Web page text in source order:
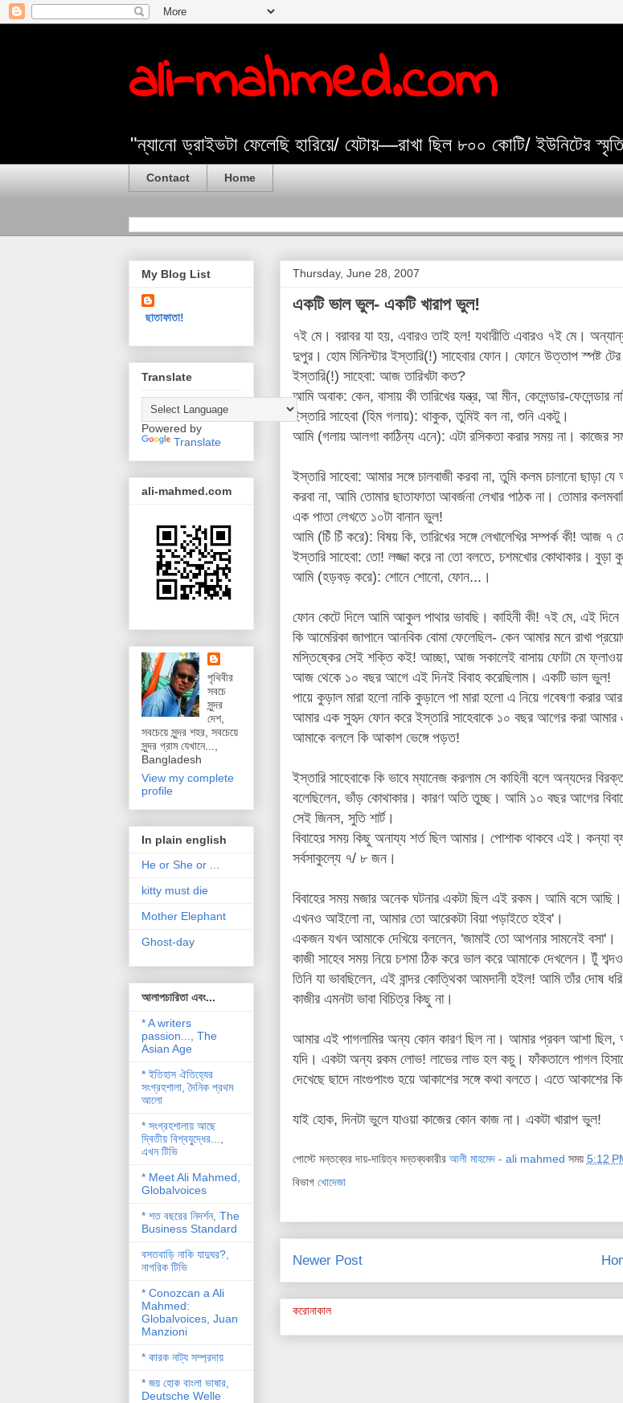
ali-mahmed.com
"ন্যানো ড্রাইভটা ফেলেছি হারিয়ে/ যেটায়—রাখা ছিল ৮০০ কোটি/ ইউনিটের
Contact Home
Thursday, June 28, 2007
একটি ভাল ভুল- একটি খারাপ ভুল!
৭ই মে। বরাবর যা হয়, এবারও তাই হল! যথারীতি এবারও ৭ই মে।
দুপুর। হোম মিনিস্টার ইস্তারি(!) সাহেবার ফোন। ফোনে উত্তাপ স্পষ্ট টের
ইস্তারি(!) সাহেবা: আজ তারিখটা কত?
আমি অবাক: কেন, বাসায় কী তারিখের যন্ত্র, আ মীন, কেলেন্ডার-ফেলেন্ডার
ইস্তারি সাহেবা (হিম গলায়): থাকুক, তুমিই বল না, শুনি একটু।
আমি (গলায় আলগা কাঠিন্য এনে): এটা রসিকতা করার সময় না। কাজের
ইস্তারি সাহেবা: আমার সঙ্গে চালবাজী করবা না, তুমি কলম চালানো ছাড়া
করবা না, আমি তোমার ছাতাফাতা আবর্জনা লেখার পাঠক না। তোমার
এক পাতা লেখতে ১০টা বানান ভুল!
আমি (চিঁ চিঁ করে): বিষয় কি, তারিখের সঙ্গে লেখালেখির সম্পর্ক কী! আজ ৭
ইস্তারি সাহেবা: তো! লজ্জা করে না তো বলতে, চশমখোর কোথাকার। বুড়া
আমি (হড়বড় করে): শোনে শোনো, ফোন...।
ফোন কেটে দিলে আমি আকুল পাথার ভাবছি। কাহিনী কী! ৭ই মে, এই দিনে
কি আমেরিকা জাপানে আনবিক বোমা ফেলেছিল- কেন আমার মনে রাখা
মস্তিষ্কের সেই শক্তি কই! আচ্ছা, আজ সকালেই বাসায় ফোটা মে
আজ থেকে ১০ বছর আগে এই দিনই বিবাহ করেছিলাম। একটি ভাল ভুল!
পায়ে কুড়াল মারা হলো নাকি কুড়ালে পা মারা হলো এ নিয়ে গবেষণা
আমার এক সুহৃদ ফোন করে ইস্তারি সাহেবাকে ১০ বছর আগের করা আমার
আমাকে বললে কি আকাশ ভেঙ্গে পড়ত!
ইস্তারি সাহেবাকে কি ভাবে ম্যানেজ করলাম সে কাহিনী বলে অন্যদের
বলেছিলেন, ভাঁড় কোথাকার। কারণ অতি তুচ্ছ। আমি ১০ বছর আগের
সেই জিনস, সুতি শার্ট।
বিবাহের সময় কিছু অনায্য শর্ত ছিল আমার। পোশাক থাকবে এই। কন্যা
সর্বসাকুল্যে ৭/ ৮ জন।
বিবাহের সময় মজার অনেক ঘটনার একটা ছিল এই রকম। আমি বসে
এখনও আইলো না, আমার তো আরেকটা বিয়া পড়াইতে হইব'।
একজন যখন আমাকে দেখিয়ে বললেন, 'জামাই তো আপনার সামনেই বসা'।
কাজী সাহেব সময় নিয়ে চশমা ঠিক করে ভাল করে আমাকে দেখলেন। টুঁ
তিনি যা ভাবছিলেন, এই বান্দর কোত্থিকা আমদানী হইল! আমি তাঁর দোষ
কাজীর এমনটা ভাবা বিচিত্র কিছু না।
আমার এই পাগলামির অন্য কোন কারণ ছিল না। আমার প্রবল আশা
যদি। একটা অন্য রকম লোভ! লাভের লাভ হল কচু। ফাঁকতালে পাগল
দেখেছে ছাদে নাংগুপাংগু হয়ে আকাশের সঙ্গে কথা বলতে। এতে আকাশের
যাই হোক, দিনটা ভুলে যাওয়া কাজের কোন কাজ না। একটা খারাপ ভুল!
পোস্টে মন্তব্যের দায়-দায়িত্ব মন্তব্যকারীর আলী মাহমেদ - ali mahmed সময় 5:12
বিভাগ খোদেজা
Newer Post
করোনাকাল
My Blog List
ছাতাফাতা!
Translate
Powered by
Translate
ali-mahmed.com
পৃথিবীর
সবচে
সুন্দর
দেশ,
সবচেয়ে সুন্দর শহর, সবচেয়ে
সুন্দর গ্রাম যেখানে...,
Bangladesh
View my complete
profile
In plain english
He or She or ...
kitty must die
Mother Elephant
Ghost-day
আলাপচারিতা এবং...
* A writers
passion..., The
Asian Age
* ইতিহাস ঐতিহ্যের
সংগ্রহশালা, দৈনিক প্রথম
আলো
* সংগ্রহশালায় আছে
দ্বিতীয় বিশ্বযু্দ্ধের...,
এখন টিভি
* Meet Ali Mahmed,
Globalvoices
* শত বছরের নিদর্শন, The
Business Standard
বসতবাড়ি নাকি যাদুঘর?,
নাগরিক টিভি
* Conozcan a Ali
Mahmed:
Globalvoices, Juan
Manzioni
* কারক নাট্য সম্প্রদায়
* জয় হোক বাংলা ভাষার,
Deutsche Welle